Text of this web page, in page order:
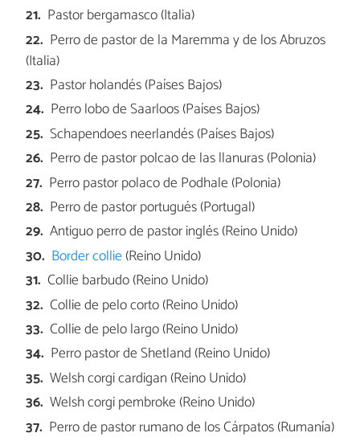
Pastor bergamasco (Italia)
Perro de pastor de la Maremma y de los Abruzos
(Italia)
Pastor holandés (Países Bajos)
Perro lobo de Saarloos (Países Bajos)
Schapendoes neerlandés (Países Bajos)
Perro de pastor polcao de las llanuras (Polonia)
Perro pastor polaco de Podhale (Polonia)
Perro de pastor portugués (Portugal)
Antiguo perro de pastor inglés (Reino Unido)
Border collie (Reino Unido)
Collie barbudo (Reino Unido)
Collie de pelo corto (Reino Unido)
Collie de pelo largo (Reino Unido)
Perro pastor de Shetland (Reino Unido)
Welsh corgi cardigan (Reino Unido)
Welsh corgi pembroke (Reino Unido)
Perro de pastor rumano de los Cárpatos (Rumanía)